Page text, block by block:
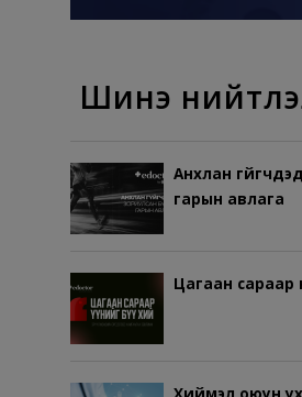
Шинэ
Анхлан
гарын авлага
Цагаан сараар
Хиймэл оюун